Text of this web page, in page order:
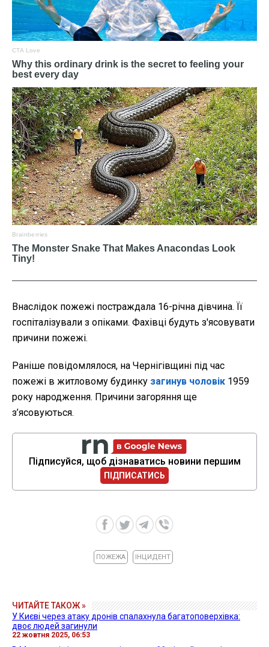
Внаслідок пожежі постраждала 16-річна дівчина. Її
госпіталізували з опіками. Фахівці будуть з'ясовувати
причини пожежі.
Раніше повідомлялося, на Чернігівщині під час
пожежі в житловому будинку загинув чоловік 1959
року народження. Причини загоряння ще
з’ясовуються.
Підписуйся, щоб дізнаватись новини першим
ПІДПИСАТИСЬ
ПОЖЕЖА ІНЦИДЕНТ
ЧИТАЙТЕ ТАКОЖ »
У Києві через атаку дронів спалахнула багатоповерхівка:
двоє людей загинули
22 жовтня 2025, 06:53